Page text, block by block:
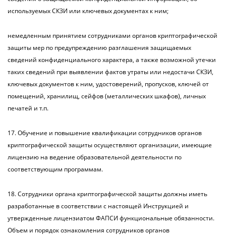
используемых СКЗИ или ключевых документах к ним;
немедленным принятием сотрудниками органов криптографической
защиты мер по предупреждению разглашения защищаемых
сведений конфиденциального характера, а также возможной утечки
таких сведений при выявлении фактов утраты или недостачи СКЗИ,
ключевых документов к ним, удостоверений, пропусков, ключей от
помещений, хранилищ, сейфов (металлических шкафов), личных
печатей и т.п.
17. Обучение и повышение квалификации сотрудников органов
криптографической защиты осуществляют организации, имеющие
лицензию на ведение образовательной деятельности по
соответствующим программам.
18. Сотрудники органа криптографической защиты должны иметь
разработанные в соответствии с настоящей Инструкцией и
утвержденные лицензиатом ФАПСИ функциональные обязанности.
Объем и порядок ознакомления сотрудников органов